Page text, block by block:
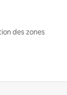
des zones